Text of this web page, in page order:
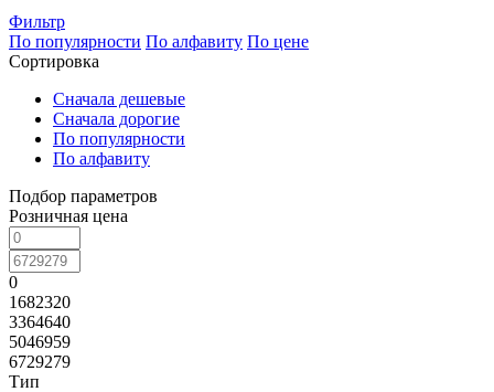
Фильтр
По популярности По алфавиту По цене
Сортировка
Сначала дешевые
Сначала дорогие
По популярности
По алфавиту
Подбор параметров
Розничная цена
0
1682320
3364640
5046959
6729279
Тип